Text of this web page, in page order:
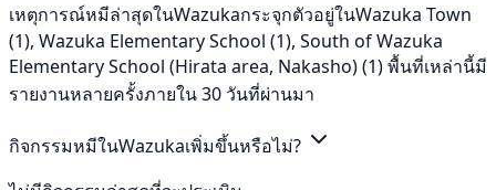
เหตุการณ์หมีล่าสุดในWazukaกระจุกตัวอยู่ในWazuka Town
(1), Wazuka Elementary School (1), South of Wazuka
Elementary School (Hirata area, Nakasho) (1) พื้นที่เหล่านี้มี
รายงานหลายครั้งภายใน 30 วันที่ผ่านมา
กิจกรรมหมีในWazukaเพิ่มขึ้นหรือไม่?